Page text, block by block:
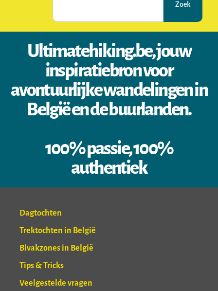
Zoek
Ultimatehiking.be, jouw
inspiratiebron voor
avontuurlijke wandelingen in
België en de buurlanden.
100% passie, 100%
authentiek
Dagtochten
Trektochten in België
Bivakzones in België
Tips & Tricks
Veelgestelde vragen